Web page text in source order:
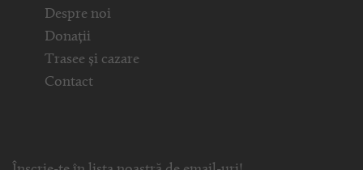
Despre noi
Donații
Trasee și cazare
Contact